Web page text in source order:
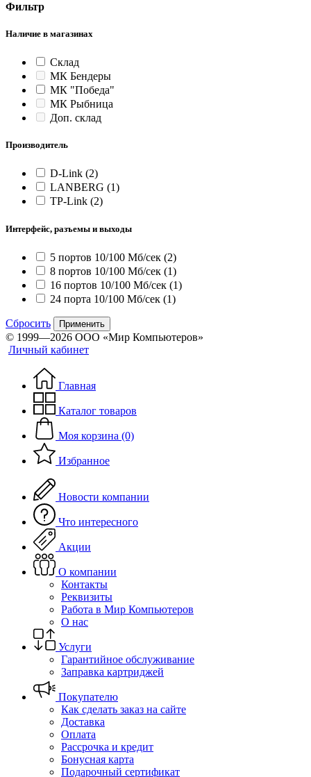
Фильтр
Наличие в магазинах
Склад
МК Бендеры
МК "Победа"
МК Рыбница
Доп. склад
Производитель
D-Link (2)
LANBERG (1)
TP-Link (2)
Интерфейс, разъемы и выходы
5 портов 10/100 Мб/сек (2)
8 портов 10/100 Мб/сек (1)
16 портов 10/100 Мб/сек (1)
24 порта 10/100 Мб/сек (1)
Сбросить Применить
© 1999—2026 ООО «Мир Компьютеров»
Личный кабинет
Главная
Каталог товаров
Моя корзина (0)
Избранное
Новости компании
Что интересного
Акции
О компании
Контакты
Реквизиты
Работа в Мир Компьютеров
О нас
Услуги
Гарантийное обслуживание
Заправка картриджей
Покупателю
Как сделать заказ на сайте
Доставка
Оплата
Рассрочка и кредит
Бонусная карта
Подарочный сертификат